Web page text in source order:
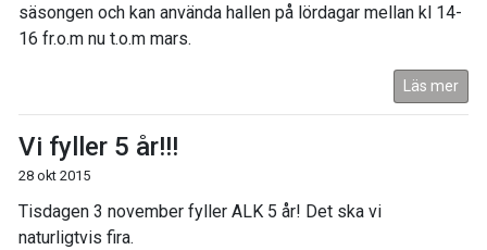
säsongen och kan använda hallen på lördagar mellan kl 14-
16 fr.o.m nu t.o.m mars.
Läs mer
Vi fyller 5 år!!!
28 okt 2015
Tisdagen 3 november fyller ALK 5 år! Det ska vi
naturligtvis fira.